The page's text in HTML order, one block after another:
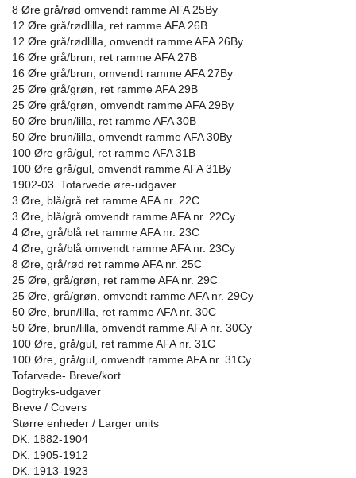
8 Øre grå/rød omvendt ramme AFA 25By
12 Øre grå/rødlilla, ret ramme AFA 26B
12 Øre grå/rødlilla, omvendt ramme AFA 26By
16 Øre grå/brun, ret ramme AFA 27B
16 Øre grå/brun, omvendt ramme AFA 27By
25 Øre grå/grøn, ret ramme AFA 29B
25 Øre grå/grøn, omvendt ramme AFA 29By
50 Øre brun/lilla, ret ramme AFA 30B
50 Øre brun/lilla, omvendt ramme AFA 30By
100 Øre grå/gul, ret ramme AFA 31B
100 Øre grå/gul, omvendt ramme AFA 31By
1902-03. Tofarvede øre-udgaver
3 Øre, blå/grå ret ramme AFA nr. 22C
3 Øre, blå/grå omvendt ramme AFA nr. 22Cy
4 Øre, grå/blå ret ramme AFA nr. 23C
4 Øre, grå/blå omvendt ramme AFA nr. 23Cy
8 Øre, grå/rød ret ramme AFA nr. 25C
25 Øre, grå/grøn, ret ramme AFA nr. 29C
25 Øre, grå/grøn, omvendt ramme AFA nr. 29Cy
50 Øre, brun/lilla, ret ramme AFA nr. 30C
50 Øre, brun/lilla, omvendt ramme AFA nr. 30Cy
100 Øre, grå/gul, ret ramme AFA nr. 31C
100 Øre, grå/gul, omvendt ramme AFA nr. 31Cy
Tofarvede- Breve/kort
Bogtryks-udgaver
Breve / Covers
Større enheder / Larger units
DK. 1882-1904
DK. 1905-1912
DK. 1913-1923